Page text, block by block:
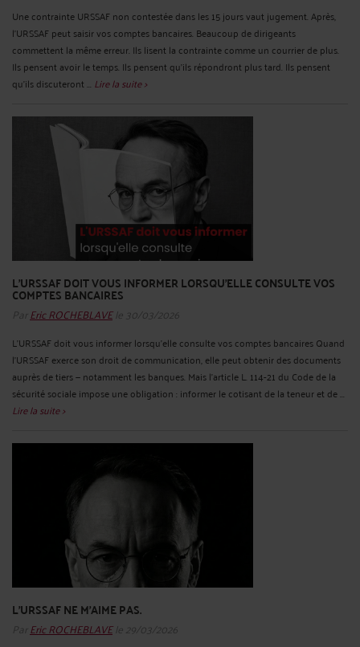
Une contrainte URSSAF non contestée dans les 15 jours vaut jugement. Après,
l’URSSAF peut saisir vos comptes bancaires. Beaucoup de dirigeants
commettent la même erreur. Ils lisent la contrainte comme un courrier de plus.
Ils pensent avoir le temps. Ils pensent qu’ils répondront plus tard. Ils pensent
qu’ils discuteront ... Lire la suite >
L'URSSAF DOIT VOUS INFORMER LORSQU'ELLE CONSULTE VOS
COMPTES BANCAIRES
Par Eric ROCHEBLAVEle 30/03/2026
L'URSSAF doit vous informer lorsqu'elle consulte vos comptes bancaires Quand
l'URSSAF exerce son droit de communication, elle peut obtenir des documents
auprès de tiers — notamment les banques. Mais l'article L. 114-21 du Code de la
sécurité sociale impose une obligation : informer le cotisant de la teneur et de ...
Lire la suite >
L'URSSAF NE M'AIME PAS.
Par Eric ROCHEBLAVEle 29/03/2026